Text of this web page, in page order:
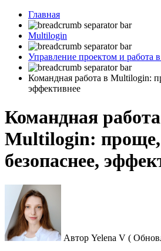
Главная
Multilogin
Управление проектом и работа
Командная работа в Multilogin:
эффективнее
Командная
Multilogin: проще,
безопаснее,
Автор Yelena V (